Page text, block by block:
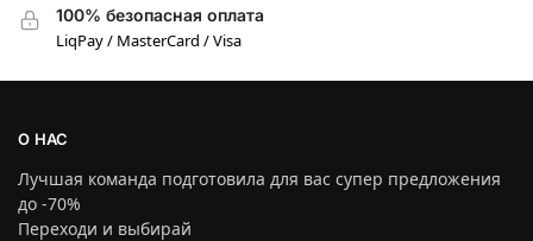
100% безопасная оплата
LiqPay / MasterCard / Visa
О НАС
Лучшая команда подготовила для вас супер предложения
до -70%
Переходи и выбирай